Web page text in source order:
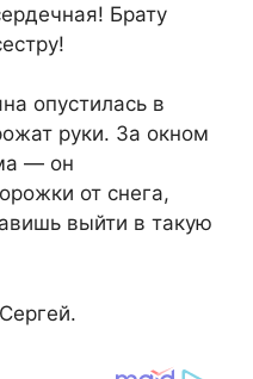
Брату
опустилась в
руки. За окном
— он
от снега,
выйти в такую